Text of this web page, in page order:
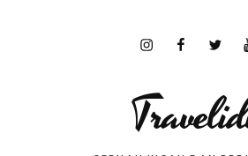
InstagramFacebook